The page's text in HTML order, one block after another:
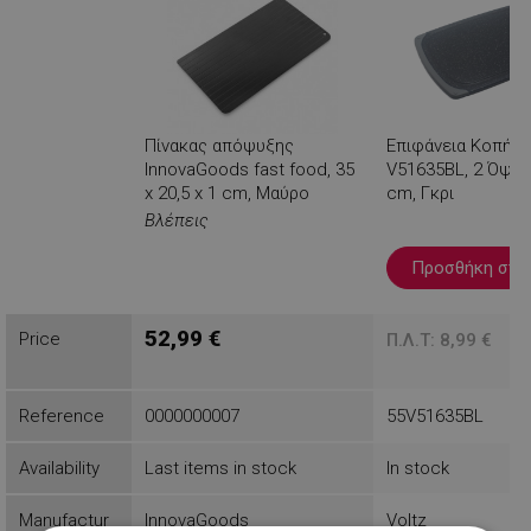
4 μικρά πόδια στη βάση
Ελαφρύ και εύκολο στο καθάρισμα
Πάχος περίπου: 1,5 mm
Διαστάσεις περίπου: 35 x 20,5 x 1 cm
Πίνακας απόψυξης
InnovaGoods fast food, 35
x 20,5 x 1 cm, Μαύρο
Βλέπεις
Επιφάνεια Κοπής
V51635BL, 2
cm, Γκρι
Προσθήκη στο
Price 52,99 € Π.Λ.Τ: 8,99 €
Reference 0000000007 55V51635BL
Availability Last items in stock In stock
Manufactur InnovaGoods Voltz